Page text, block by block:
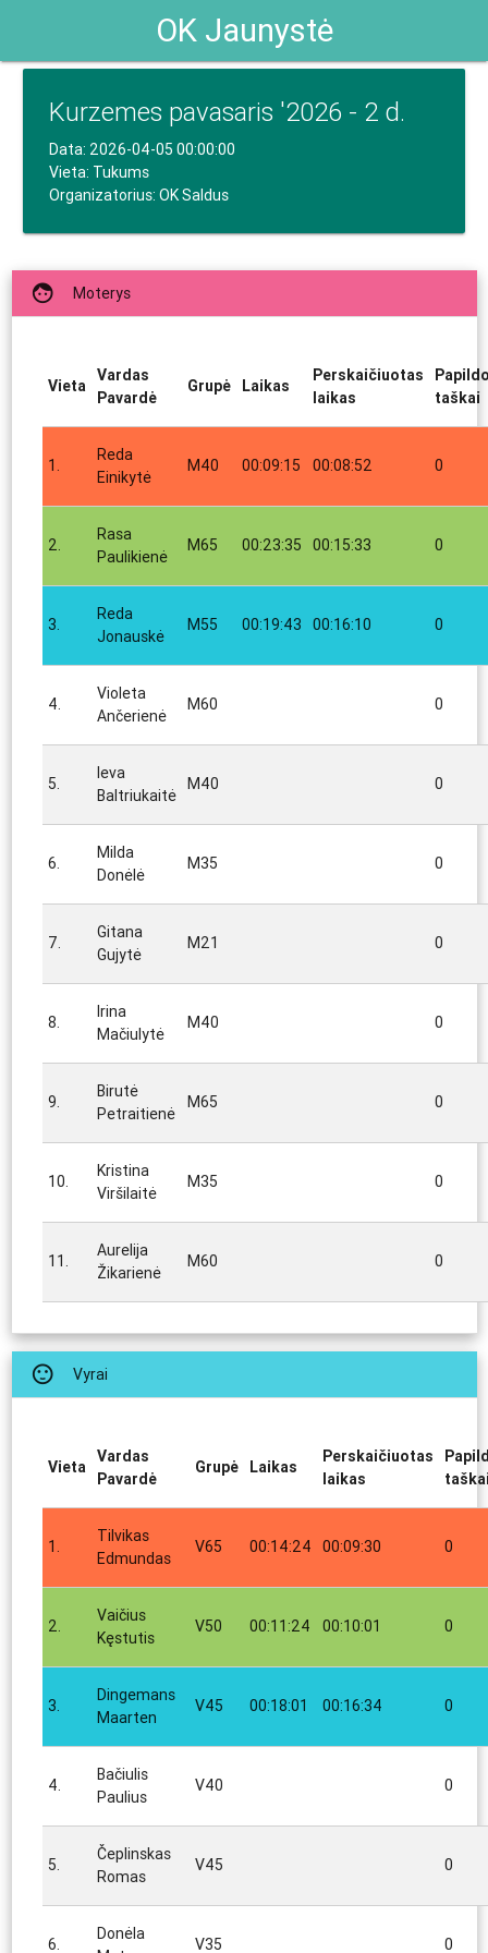
OK Jaunystė
Kurzemes pavasaris '2026 - 2 d.
Data: 2026-04-05 00:00:00
Vieta: Tukums
Organizatorius: OK Saldus
face Moterys
Vieta
Vardas
Pavardė
Grupė Laikas
Perskaičiuotas
laikas
taškai
1.
Reda
Einikytė
M40 00:09:15 00:08:52 0
2.
Rasa
Paulikienė
M65 00:23:35 00:15:33 0
3.
Reda
Jonauskė
M55 00:19:43 00:16:10 0
4.
Violeta
Ančerienė
M60 0
5.
Ieva
Baltriukaitė
M40 0
6.
Milda
Donėlė
M35 0
7.
Gitana
Gujytė
M21 0
8.
Irina
Mačiulytė
M40 0
9.
Birutė
Petraitienė
M65 0
10.
Kristina
Viršilaitė
M35 0
11.
Aurelija
Žikarienė
M60 0
sentiment_satisfied Vyrai
Vieta
Vardas
Pavardė
Grupė Laikas
Perskaičiuotas
laikas
1.
Tilvikas
Edmundas
V65 00:14:24 00:09:30 0
2.
Vaičius
Kęstutis
V50 00:11:24 00:10:01 0
3.
Dingemans
Maarten
V45 00:18:01 00:16:34 0
4.
Bačiulis
Paulius
V40 0
5.
Čeplinskas
Romas
V45 0
6.
Donėla
V35 0